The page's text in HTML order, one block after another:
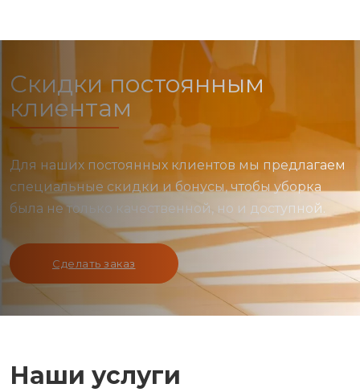
Скидки постоянным
клиентам
Для наших постоянных клиентов мы предлагаем
специальные скидки и бонусы, чтобы уборка
была не только качественной, но и доступной.
Сделать заказ
Наши услуги